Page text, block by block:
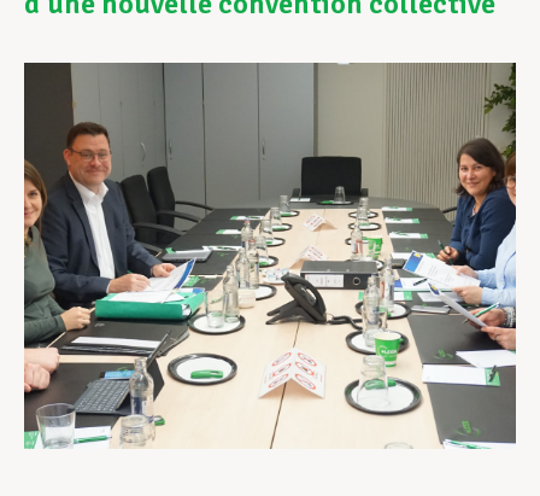
Assistance en vie privée
Développement professionnel
Devenir Membre
Actualités